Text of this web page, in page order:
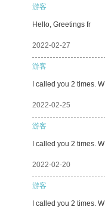
游客
Hello, Greetings fr
2022-02-27
游客
I called you 2 times. W
2022-02-25
游客
I called you 2 times. W
2022-02-20
游客
I called you 2 times. W